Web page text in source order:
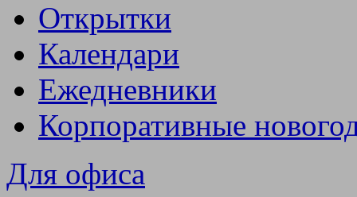
Открытки
Календари
Ежедневники
Корпоративные
Для офиса